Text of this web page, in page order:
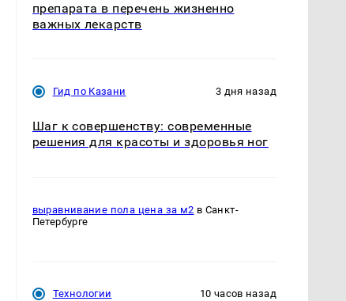
препарата в перечень жизненно
важных лекарств
Гид по Казани 3 дня назад
Шаг к совершенству: современные
решения для красоты и здоровья ног
выравнивание пола цена за м2 в Санкт-
Петербурге
Технологии 10 часов назад